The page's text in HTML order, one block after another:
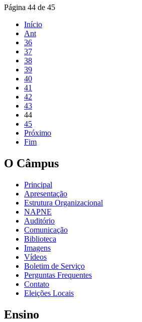
Página 44 de 45
Início
Ant
36
37
38
39
40
41
42
43
44
45
Próximo
Fim
O Câmpus
Principal
Apresentação
Estrutura Organizacional
NAPNE
Auditório
Comunicação
Biblioteca
Imagens
Vídeos
Boletim de Serviço
Perguntas Frequentes
Contato
Eleições Locais
Ensino